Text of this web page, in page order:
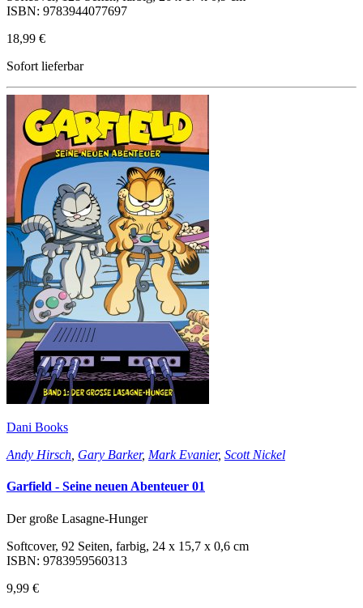
ISBN: 9783944077697
18,99 €
Sofort lieferbar
Dani Books
Andy Hirsch Gary Barker, Mark Evanier, Scott Nickel
Garfield - Seine neuen Abenteuer 01
Der große Lasagne-Hunger
Softcover, 92 Seiten, farbig, 24 x 15,7 x 0,6 cm
ISBN: 9783959560313
9,99 €